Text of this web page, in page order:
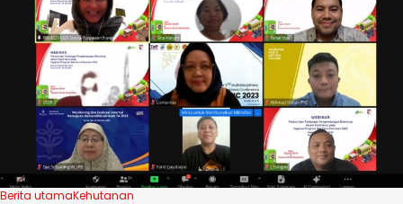
Berita utamaKehutanan